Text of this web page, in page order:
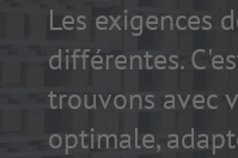
Les exigences
différentes.
trouvons avec
optimale,